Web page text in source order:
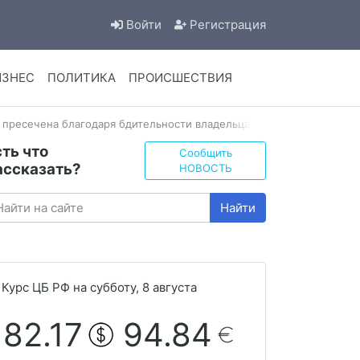
Войти Регистрация
ПОЛИТИКА ПРОИСШЕСТВИЯ
благодаря бдительности владельца
что
Сообщить
НОВОСТЬ
Найти
Курс ЦБ РФ на субботу, 8 августа
82.17 94.84